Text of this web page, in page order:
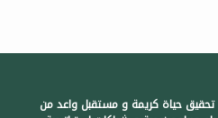
حياة كريمة و مستقبل واعد من